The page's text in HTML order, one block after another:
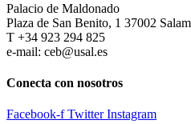
Palacio de Maldonado
Plaza de San Benito, 1 37002
T +34 923 294 825
e-mail: ceb@usal.es
Conecta con nosotros
Facebook-f Twitter Instagram